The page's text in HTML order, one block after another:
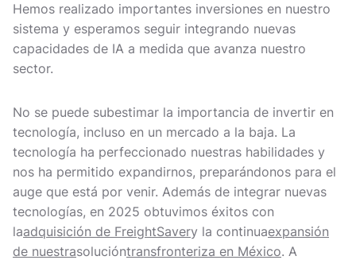
Hemos realizado importantes inversiones en nuestro
sistema y esperamos seguir integrando nuevas
capacidades de IA a medida que avanza nuestro
sector.
No se puede subestimar la importancia de invertir en
tecnología, incluso en un mercado a la baja. La
tecnología ha perfeccionado nuestras habilidades y
nos ha permitido expandirnos, preparándonos para el
auge que está por venir. Además de integrar nuevas
tecnologías, en 2025 obtuvimos éxitos con
laadquisición de FreightSavery la continuaexpansión
de nuestrasolucióntransfronteriza en México. A